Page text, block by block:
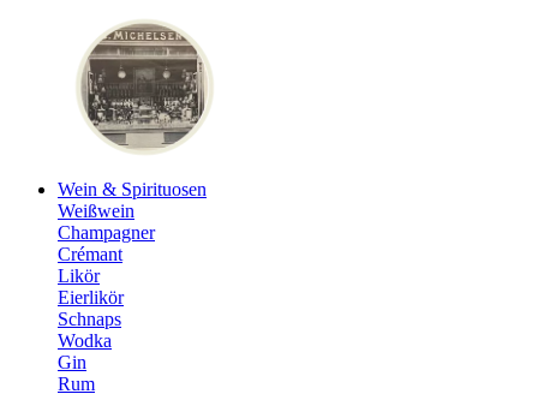
Wein & Spirituosen
Weißwein
Champagner
Crémant
Likör
Eierlikör
Schnaps
Wodka
Gin
Rum